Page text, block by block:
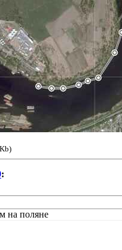
:
на поляне